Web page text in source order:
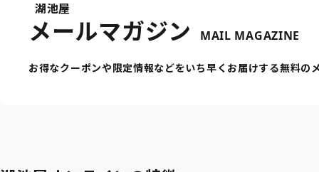
湖池屋
メールマガジン MAIL MAGAZINE
お得なクーポンや限定情報などをいち早くお届けする無料の